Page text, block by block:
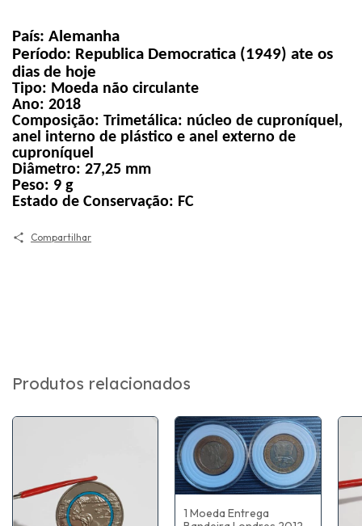
País: Alemanha
Período: Republica Democratica (1949) ate os
dias de hoje
Tipo: Moeda não circulante
Ano: 2018
Composição: Trimetálica: núcleo de cuproníquel,
anel interno de plástico e anel externo de
cuproníquel
Diâmetro: 27,25 mm
Peso: 9 g
Estado de Conservação: FC
Compartilhar
Produtos relacionados
1 Moeda Entrega